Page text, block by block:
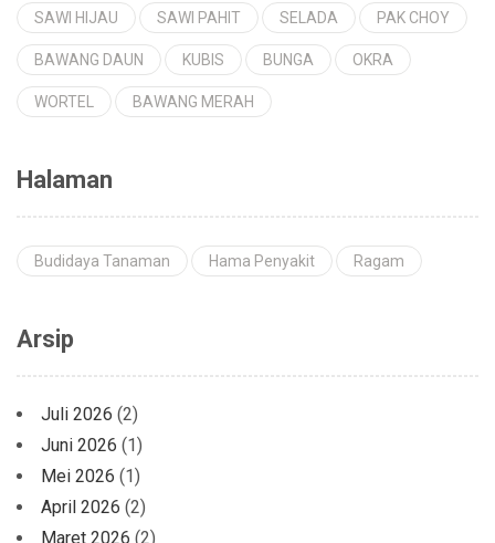
SAWI HIJAU SAWI PAHIT SELADA PAK CHOY
BAWANG DAUN KUBIS BUNGA OKRA
WORTEL BAWANG MERAH
Halaman
Budidaya Tanaman Hama Penyakit Ragam
Arsip
Juli 2026 (2)
Juni 2026 (1)
Mei 2026 (1)
April 2026 (2)
Maret 2026 (2)